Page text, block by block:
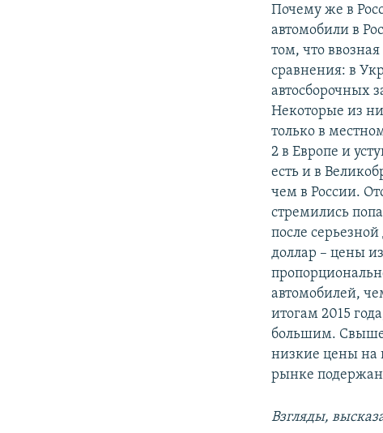
Почему же в
автомобили в
том, что
сравнения: в
автосборочных
Некоторые из
только в
2 в Европе и
есть и в
чем в России.
стремились
после
доллар – цены
автомобилей,
итогам 2015
большим. Свыше
низкие цены на
рынке
Взгляды,